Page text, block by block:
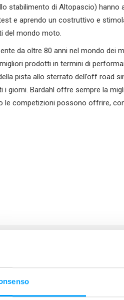
stabilimento di Altopascio)
e aprendo un costruttivo e
del mondo moto.
da oltre 80 anni nel mondo dei
prodotti in termini di
pista allo sterrato dell’off road
giorni. Bardahl offre sempre la
le competizioni possono offrire,